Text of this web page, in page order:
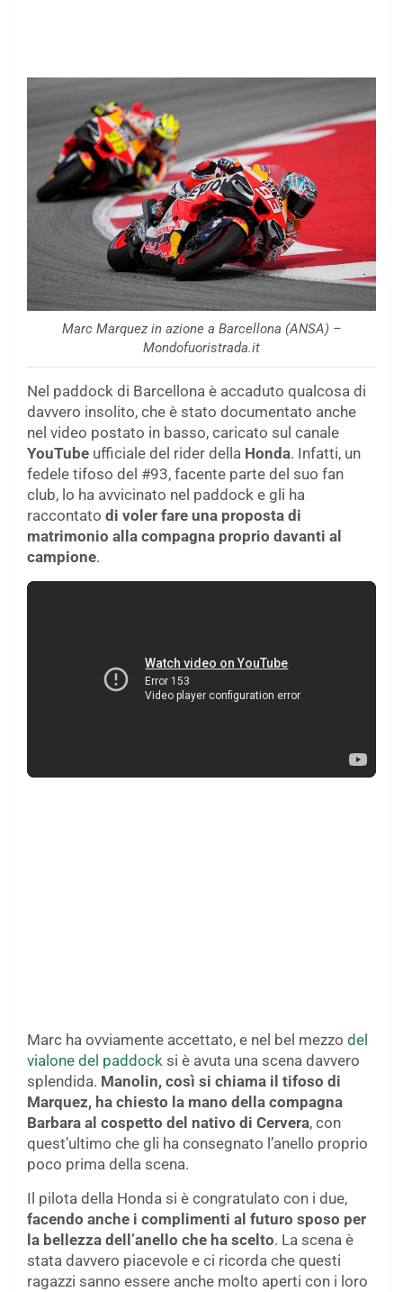
Marc Marquez in azione a Barcellona (ANSA) –
Mondofuoristrada.it
Nel paddock di Barcellona è accaduto qualcosa di
davvero insolito, che è stato documentato anche
nel video postato in basso, caricato sul canale
YouTube ufficiale del rider della Honda. Infatti, un
fedele tifoso del #93, facente parte del suo fan
club, lo ha avvicinato nel paddock e gli ha
raccontato di voler fare una proposta di
matrimonio alla compagna proprio davanti al
campione.
Marc ha ovviamente accettato, e nel bel mezzo del
vialone del paddock si è avuta una scena davvero
splendida. Manolin, così si chiama il tifoso di
Marquez, ha chiesto la mano della compagna
Barbara al cospetto del nativo di Cervera, con
quest’ultimo che gli ha consegnato l’anello proprio
poco prima della scena.
Il pilota della Honda si è congratulato con i due,
facendo anche i complimenti al futuro sposo per
la bellezza dell’anello che ha scelto. La scena è
stata davvero piacevole e ci ricorda che questi
ragazzi sanno essere anche molto aperti con i loro